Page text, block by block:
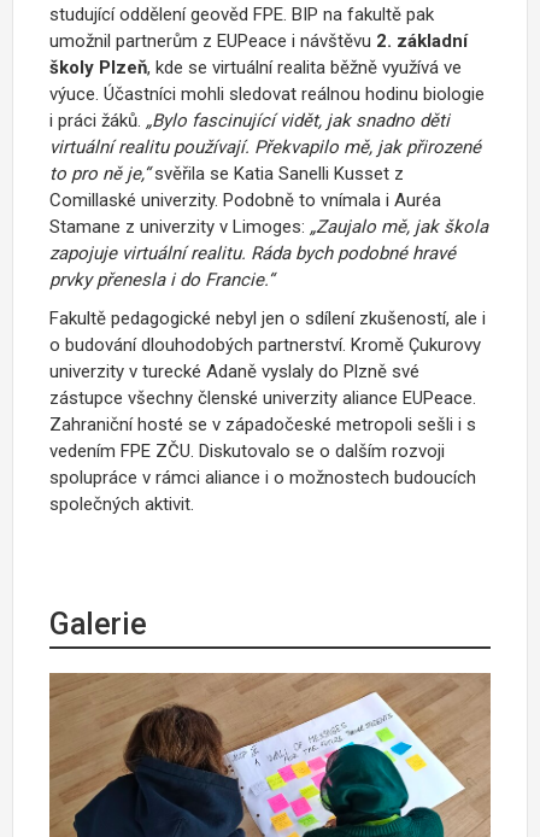
studující oddělení geověd FPE. BIP na fakultě pak
umožnil partnerům z EUPeace i návštěvu 2. základní
školy Plzeň, kde se virtuální realita běžně využívá ve
výuce. Účastníci mohli sledovat reálnou hodinu biologie
i práci žáků. „Bylo fascinující vidět, jak snadno děti
virtuální realitu používají. Překvapilo mě, jak přirozené
to pro ně je,“svěřila se Katia Sanelli Kusset z
Comillaské univerzity. Podobně to vnímala i Auréa
Stamane z univerzity v Limoges: „Zaujalo mě, jak škola
zapojuje virtuální realitu. Ráda bych podobné hravé
prvky přenesla i do Francie.“
Fakultě pedagogické nebyl jen o sdílení zkušeností, ale i
o budování dlouhodobých partnerství. Kromě Çukurovy
univerzity v turecké Adaně vyslaly do Plzně své
zástupce všechny členské univerzity aliance EUPeace.
Zahraniční hosté se v západočeské metropoli sešli i s
vedením FPE ZČU. Diskutovalo se o dalším rozvoji
spolupráce v rámci aliance i o možnostech budoucích
společných aktivit.
Galerie